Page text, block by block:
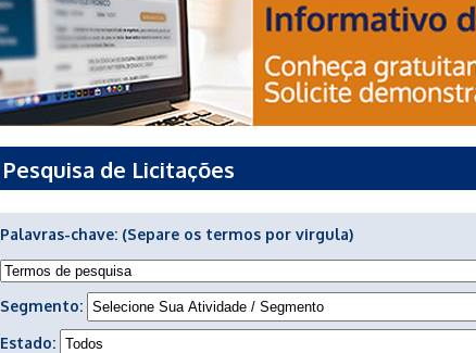
Pesquisa de Licitações
Palavras-chave: (Separe os termos por virgula)
Segmento:
Estado: